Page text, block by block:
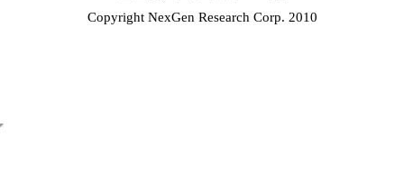
Copyright NexGen Research Corp. 2010